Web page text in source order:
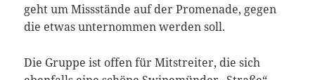
geht um Missstände auf der Promenade, gegen
die etwas unternommen werden soll.
Die Gruppe ist offen für Mitstreiter, die sich